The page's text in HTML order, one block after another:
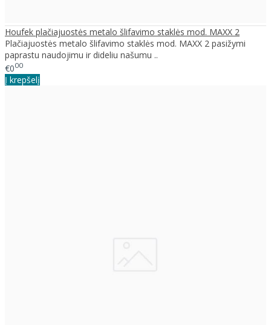
Houfek plačiajuostės metalo šlifavimo staklės mod. MAXX 2
Plačiajuostės metalo šlifavimo staklės mod. MAXX 2 pasižymi
paprastu naudojimu ir dideliu našumu ..
€000
Į krepšelį